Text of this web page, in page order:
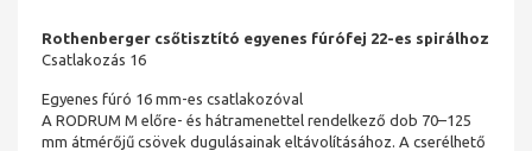
Rothenberger csőtisztító egyenes fúrófej 22-es spirálhoz
Csatlakozás 16
Egyenes fúró 16 mm-es csatlakozóval
A RODRUM M előre- és hátramenettel rendelkező dob 70–125
mm átmérőjű csövek dugulásainak eltávolításához. A cserélhető